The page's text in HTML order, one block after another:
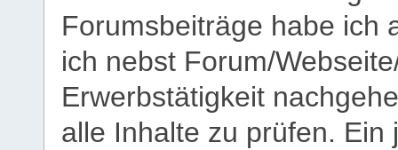
Forumsbeiträge habe ich
ich nebst Forum/
Erwerbstätigkeit
alle Inhalte zu prüfen.